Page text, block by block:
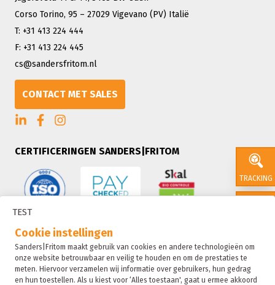
TEST
Cookie instellingen
Sanders|Fritom maakt gebruik van cookies en andere technologieën om
onze website betrouwbaar en veilig te houden en om de prestaties te
meten. Hiervoor verzamelen wij informatie over gebruikers, hun gedrag
en hun toestellen. Als u kiest voor ‘Alles toestaan', gaat u ermee akkoord
TRACKING
SALES
Corso Torino, 95 – 27029 Vigevano (PV) Italië
T: +31 413 224 444
F: +31 413 224 445
cs@sandersfritom.nl
CONTACT MET SALES
CERTIFICERINGEN SANDERS|FRITOM